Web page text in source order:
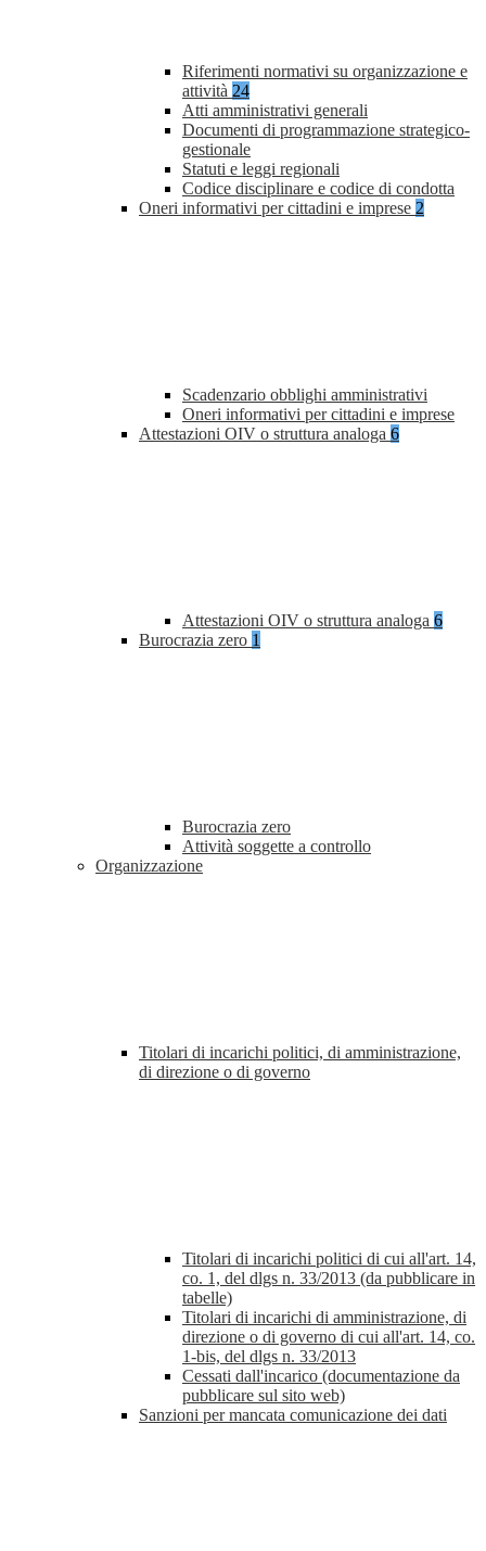
Riferimenti normativi su organizzazione e
attività 24
Atti amministrativi generali
Documenti di programmazione strategico-
gestionale
Statuti e leggi regionali
Codice disciplinare e codice di condotta
Oneri informativi per cittadini e imprese 2
Scadenzario obblighi amministrativi
Oneri informativi per cittadini e imprese
Attestazioni OIV o struttura analoga 6
Attestazioni OIV o struttura analoga 6
Burocrazia zero 1
Burocrazia zero
Attività soggette a controllo
Organizzazione
Titolari di incarichi politici, di amministrazione,
di direzione o di governo
Titolari di incarichi politici di cui all'art. 14,
co. 1, del dlgs n. 33/2013 (da pubblicare in
tabelle)
Titolari di incarichi di amministrazione, di
direzione o di governo di cui all'art. 14, co.
1-bis, del dlgs n. 33/2013
Cessati dall'incarico (documentazione da
pubblicare sul sito web)
Sanzioni per mancata comunicazione dei dati